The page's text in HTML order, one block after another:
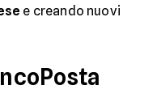
e creando nuovi